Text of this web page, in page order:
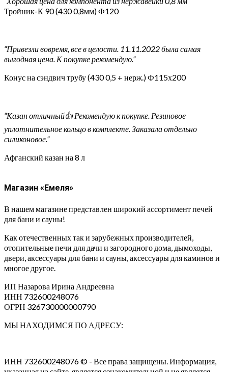
Тройник-К 90 (430 0,8мм) Ф120
“Привезли вовремя, все в целости. 11.11.2022 была самая
выгодная цена. К покупке рекомендую.”
Конус на сэндвич трубу (430 0,5 + нерж.) Ф115х200
“Казан отличный👍 Рекомендую к покупке. Резиновое
уплотнительное кольцо в комплекте. Заказала отдельно
силиконовое.”
Афганский казан на 8 л
Магазин «Емеля»
В нашем магазине представлен широкий ассортимент печей
для бани и сауны!
Как отечественных так и зарубежных производителей,
отопительные печи для дачи и загородного дома, дымоходы,
двери, аксессуары для бани и сауны, аксессуары для каминов и
многое другое.
ИП Назарова Ирина Андреевна⁠
ИНН 732600248076
ОГРН 326730000000790
МЫ НАХОДИМСЯ ПО АДРЕСУ:
ИНН 732600248076 © - Все права защищены. Информация,